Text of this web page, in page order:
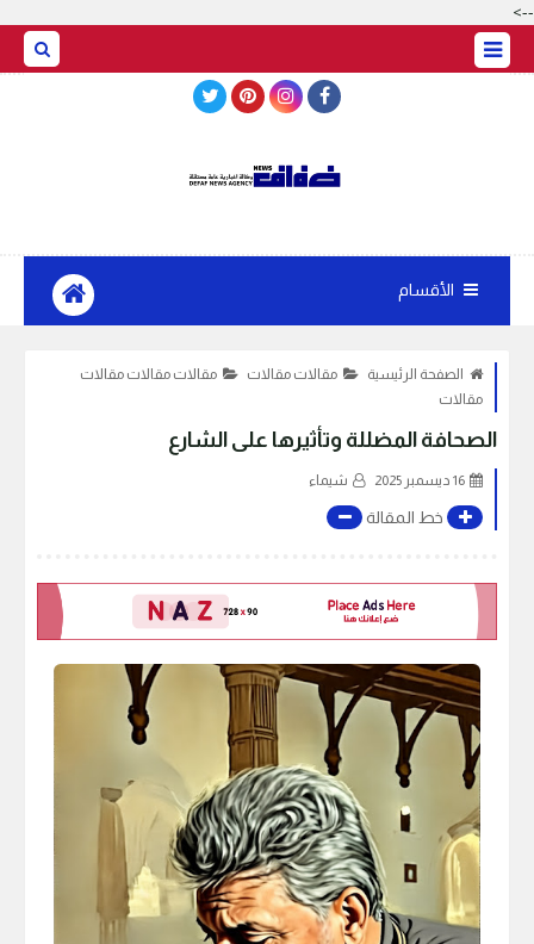
-->
الأقسام
الصفحة الرئيسية مقالات مقالات
مقالات مقالات مقالات
مقالات
الصحافة المضللة وتأثيرها على الشارع
16 ديسمبر 2025 شيماء
خط المقالة